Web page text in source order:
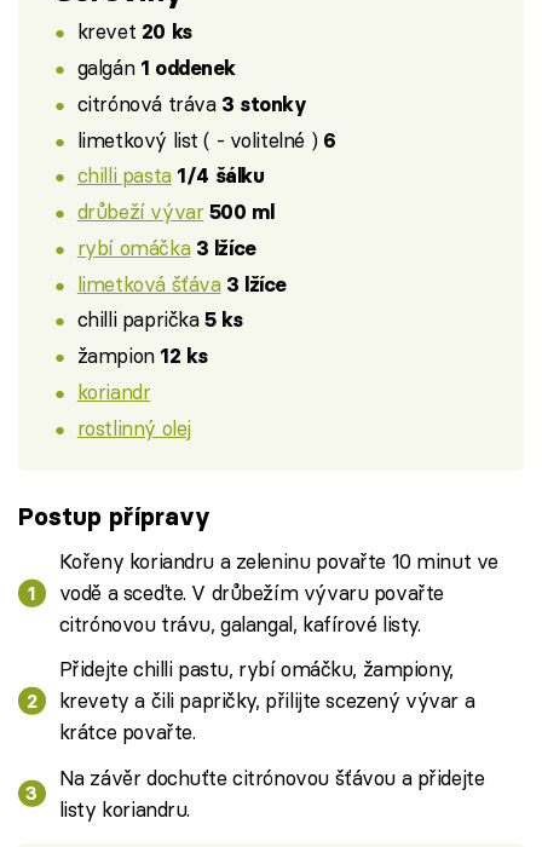
krevet 20 ks
galgán 1 oddenek
citrónová tráva 3 stonky
limetkový list ( - volitelné ) 6
chilli pasta 1/4 šálku
drůbeží vývar 500 ml
rybí omáčka 3 lžíce
limetková šťáva 3 lžíce
chilli paprička 5 ks
žampion 12 ks
koriandr
rostlinný olej
Postup přípravy
Kořeny koriandru a zeleninu povařte 10 minut ve
vodě a sceďte. V drůbežím vývaru povařte
citrónovou trávu, galangal, kafírové listy.
Přidejte chilli pastu, rybí omáčku, žampiony,
krevety a čili papričky, přilijte scezený vývar a
krátce povařte.
Na závěr dochuťte citrónovou šťávou a přidejte
listy koriandru.